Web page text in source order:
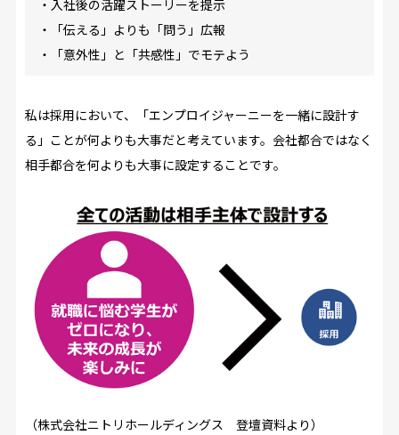
・入社後の活躍ストーリーを提示
・「伝える」よりも「問う」広報
・「意外性」と「共感性」でモテよう
私は採用において、「エンプロイジャーニーを一緒に設計す
る」ことが何よりも大事だと考えています。会社都合ではなく
相手都合を何よりも大事に設定することです。
（株式会社ニトリホールディングス 登壇資料より）